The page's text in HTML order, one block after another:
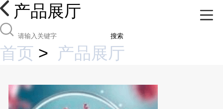
产品展厅
搜索
首页 > 产品展厅